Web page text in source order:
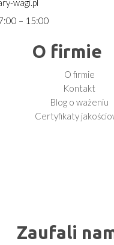
wagi.pl
– 15:00
O firmie
O firmie
Kontakt
Blog o ważeniu
Certyfikaty
Zaufali